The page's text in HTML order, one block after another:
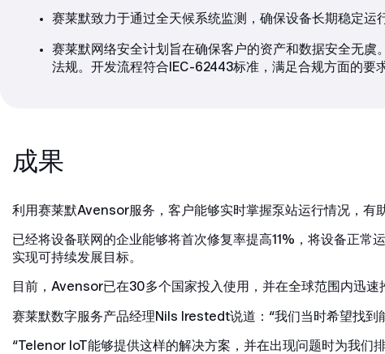
赛莱默致力于通过全天候系统监测，确保设备长期稳定运
赛莱默网络安全计划旨在确保客户的资产和数据安全无
法规。开发流程符合IEC-62443标准，满足合规方面的要求
成果
利用赛莱默Avensor服务，客户能够实时掌握泵站运行情况，有
已经将设备联网的企业能够将首次修复率提高11%，将设备正
实现可持续发展目标。
目前，Avensor已在30多个国家投入使用，并在全球范围内迅速
赛莱默数字服务产品经理Nils Irestedt说道：“我们当时希望找
“Telenor IoT能够提供这样的解决方案，并在出现问题时为我们